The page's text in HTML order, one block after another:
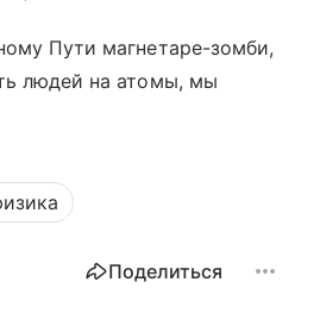
Пути магнетаре-зомби,
людей на атомы, мы
Поделиться